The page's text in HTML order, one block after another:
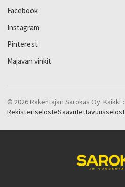
Facebook
Instagram
Pinterest
Majavan vinkit
© 2026 Rakentajan Sarokas Oy.
Rekisteriseloste